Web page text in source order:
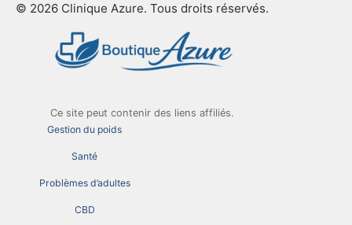
© 2026 Clinique Azure. Tous droits réservés.
Ce site peut contenir des liens affiliés.
Gestion du poids
Santé
Problèmes d’adultes
CBD